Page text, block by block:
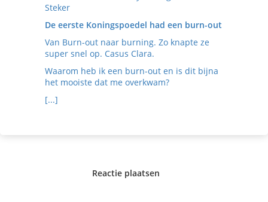
Steker
De eerste Koningspoedel had een burn-out
Van Burn-out naar burning. Zo knapte ze
super snel op. Casus Clara.
Waarom heb ik een burn-out en is dit bijna
het mooiste dat me overkwam?
[...]
Reactie plaatsen